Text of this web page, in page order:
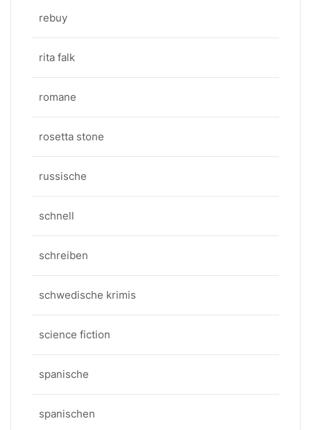
rebuy
rita falk
romane
rosetta stone
russische
schnell
schreiben
schwedische krimis
science fiction
spanische
spanischen